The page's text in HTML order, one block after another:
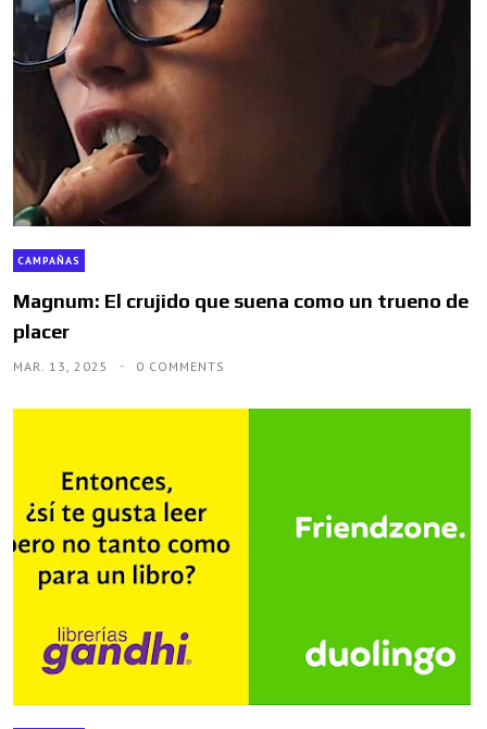
CAMPAÑAS
Magnum: El crujido que suena como un trueno de
placer
MAR. 13, 2025 0 COMMENTS